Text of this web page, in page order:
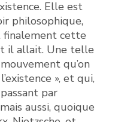
Elle est
philosophique,
finalement cette
il allait. Une telle
qu’on
», et qui,
par
aussi, quoique